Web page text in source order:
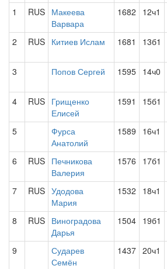
1
RUS Макеева
Варвара
1682 12ч1
2 RUS Китиев Ислам 1681 13б1
3 Попов Сергей 1595 14ч0
4 RUS Грищенко
Елисей
1591 15б1
5
Фурса
Анатолий
1589 16ч1
6 RUS Печникова
Валерия
1576 17б1
7 RUS Удодова
Мария
1532 18ч1
8 RUS Виноградова
Дарья
1504 19б1
9
Сударев
Семён
1437 20ч1